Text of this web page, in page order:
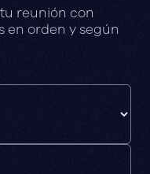
reunión con
orden y según